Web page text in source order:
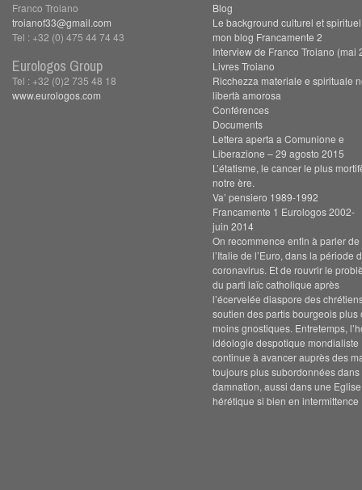
Franco Troiano
troianof33@gmail.com
Tel : +32 (0) 475 44 74 43
Eurologos Group
Tel : +32 (0)2 735 48 18
www.eurologos.com
Blog
Le background culturel et
mon blog Francamente 2
Interview de Franco Troiano (mai
Livres Troiano
Ricchezza materiale e spirituale
libertà amorosa
Conférences
Documents
Lettera aperta a Comunione e
Liberazione – 29 agosto 2015
L’étatisme, le cancer le plus
notre ère.
Va’ pensiero 1989-1992
Francamente 1 Eurologos 2002-
juin 2014
On recommence enfin à parler de
l’Italie de l’Euro, dans la période
coronavirus. Et de rouvrir le
du parti laïc catholique après
l’écervelée diaspore des
soutien des partis bourgeois plus
moins gnostiques. Entretemps,
idéologie despotique mondialiste
continue à avancer auprès des
toujours plus subordonnées dans
damnation, aussi dans une Eglise
hérétique si bien en intermittence